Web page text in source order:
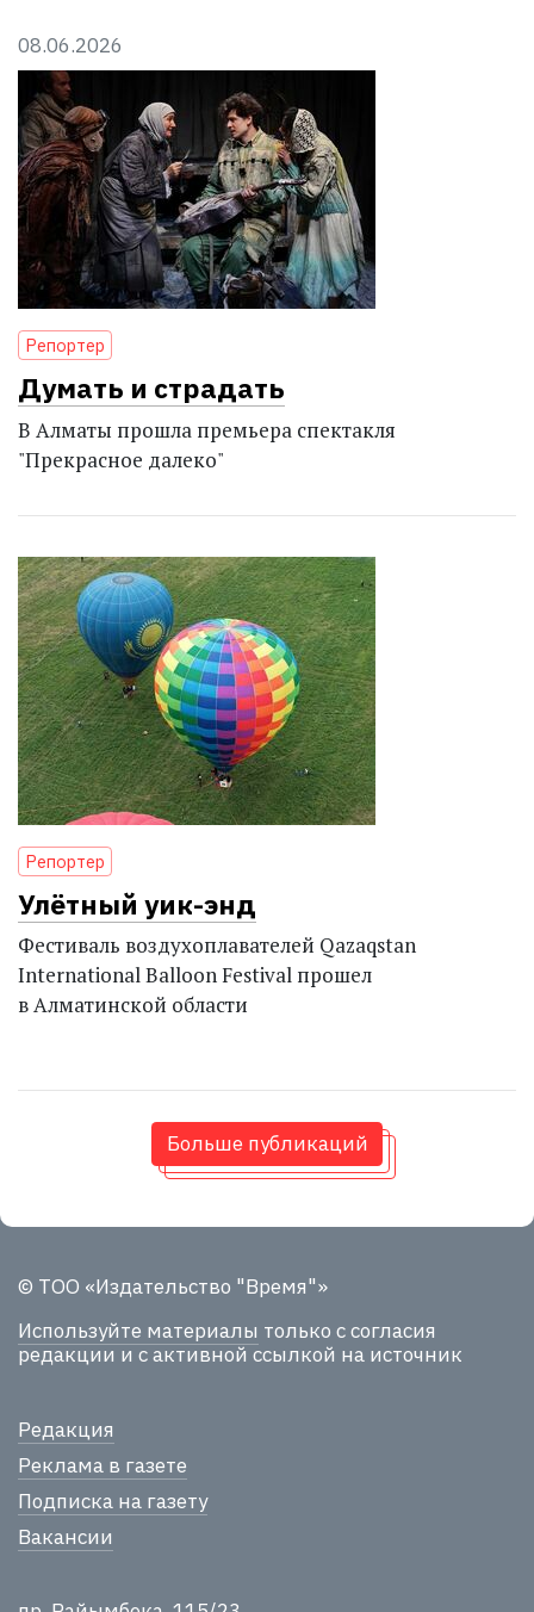
08.06.2026
Репортер
Думать и страдать
В Алматы прошла премьера спектакля
"Прекрасное далеко"
Репортер
Улётный уик-энд
Фестиваль воздухоплавателей Qazaqstan
International Balloon Festival прошел
в Алматинской области
Больше публикаций
© ТОО «Издательство "Время"»
Используйте материалы только с согласия
редакции и с активной ссылкой на источник
Редакция
Реклама в газете
Подписка на газету
Вакансии